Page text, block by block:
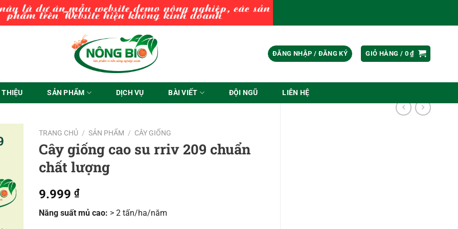
ĐĂNG NHẬP / ĐĂNG KÝ GIỎ HÀNG / 0₫
THIỆU SẢN PHẨM DỊCH VỤ BÀI VIẾT ĐỘI NGŨ LIÊN HỆ
TRANG CHỦ / SẢN PHẨM / CÂY GIỐNG
Cây giống cao su rriv 209 chuẩn
chất lượng
9.999 ₫
Năng suất mủ cao: > 2 tấn/ha/năm